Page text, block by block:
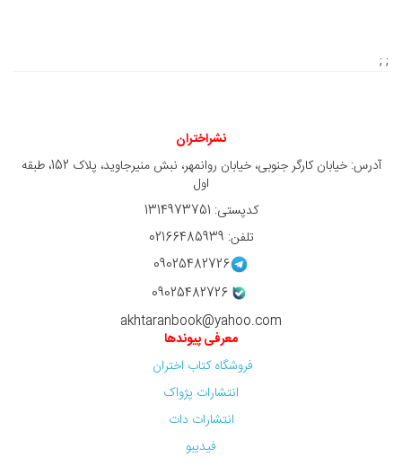
; ;
نشراختران
آدرس: خیابان کارگر جنوبی، خیابان روانمهر، نبش منیرجاوید، پلاک 152، طبقه
اول
کدپستی: 1314973751
تلفن: 02166485939
09025482726
09025482726
akhtaranbook@yahoo.com
معرفی پیوندها
فروشگاه کتاب اختران
انتشارات پژواک
انتشارات دات
فیدیبو